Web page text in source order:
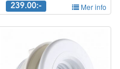
239.00:- Mer info